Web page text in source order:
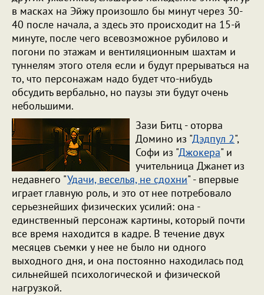
в масках на Эйжу произошло бы минут через 30-
40 после начала, а здесь это происходит на 15-й
минуте, после чего всевозможное рубилово и
погони по этажам и вентиляционным шахтам и
туннелям этого отеля если и будут прерываться на
то, что персонажам надо будет что-нибудь
обсудить вербально, но паузы эти будут очень
небольшими.
Зази Битц - оторва
Домино из "Дэдпул 2",
Софи из "Джокера" и
учительница Джанет из
недавнего "Удачи, веселья, не сдохни" - впервые
играет главную роль, и это от нее потребовало
серьезнейших физических усилий: она -
единственный персонаж картины, который почти
все время находится в кадре. В течение двух
месяцев съемки у нее не было ни одного
выходного дня, и она постоянно находилась под
сильнейшей психологической и физической
нагрузкой.